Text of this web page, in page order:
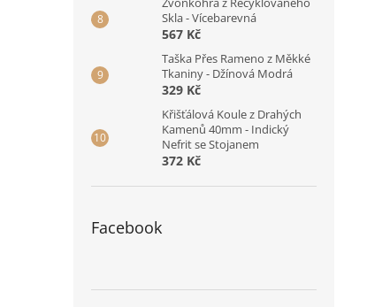
Skla - Vícebarevná
567 Kč
Taška Přes Rameno z Měkké
Tkaniny - Džínová Modrá
329 Kč
Křišťálová Koule z Drahých
Kamenů 40mm - Indický
Nefrit se Stojanem
372 Kč
Facebook